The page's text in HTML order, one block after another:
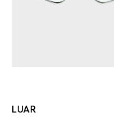
LUAR